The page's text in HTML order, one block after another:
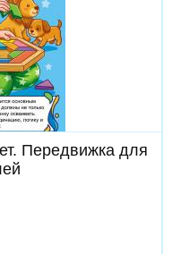
Передвижка для